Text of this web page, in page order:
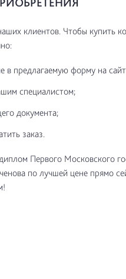
клиентов. Чтобы купить
в предлагаемую форму на
специалистом;
документа;
заказ.
Первого Московского
по лучшей цене прямо